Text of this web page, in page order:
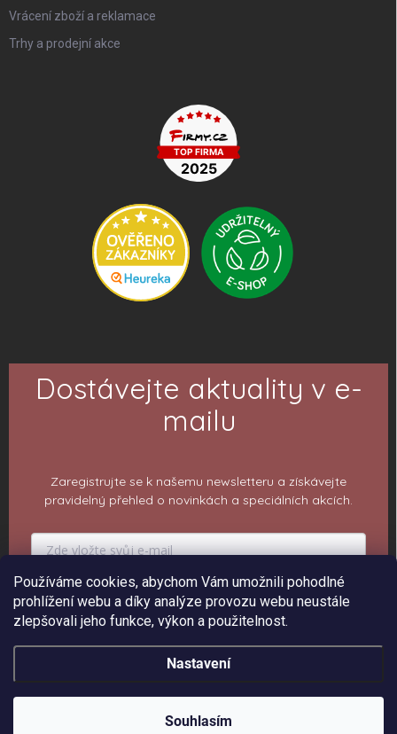
Používáme cookies, abychom Vám umožnili pohodlné
prohlížení webu a díky analýze provozu webu neustále
zlepšovali jeho funkce, výkon a použitelnost.
Nastavení
Souhlasím
Vrácení zboží a reklamace
Trhy a prodejní akce
Dostávejte aktuality v e-
mailu
Zaregistrujte se k našemu newsletteru a získávejte
pravidelný přehled o novinkách a speciálních akcích.
PŘIHLÁSIT K ODBĚRU
Copyright 2026ePiPí - Prodejna radostí. Všechna práva vyhrazena.Upravit
nastavení cookies